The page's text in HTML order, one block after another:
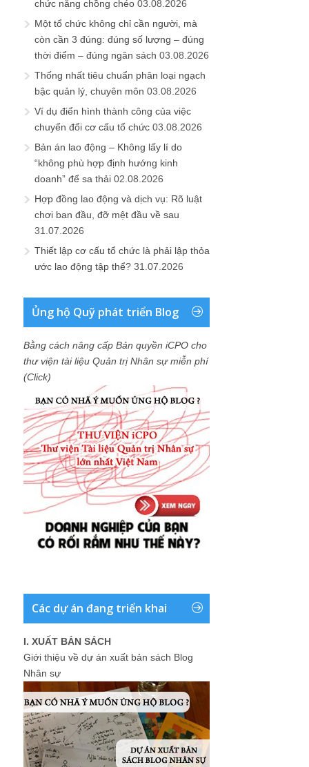
chức năng chồng chéo 03.08.2026
Một tổ chức không chỉ cần người, mà
còn cần 3 đúng: đúng số lượng – đúng
thời điểm – đúng ngân sách 03.08.2026
Thống nhất tiêu chuẩn phân loại ngạch
bậc quản lý, chuyên môn 03.08.2026
Ví dụ điển hình thành công của việc
chuyển đổi cơ cấu tổ chức 03.08.2026
Bản án lao động – Không lấy lí do
“không phù hợp định hướng kinh
doanh” để sa thải 02.08.2026
Hợp đồng lao động và dịch vụ: Rõ luật
chơi ban đầu, đỡ mệt đầu về sau
31.07.2026
Thiết lập cơ cấu tổ chức là phải lập thỏa
ước lao động tập thể? 31.07.2026
Ủng hộ Quỹ phát triển Blog
Bằng cách nâng cấp Bản quyền iCPO cho
thư viện tài liệu Quản trị Nhân sự miễn phí
(Click)
Các dự án đang triển khai
I. XUẤT BẢN SÁCH
Giới thiệu về dự án xuất bản sách Blog
Nhân sự